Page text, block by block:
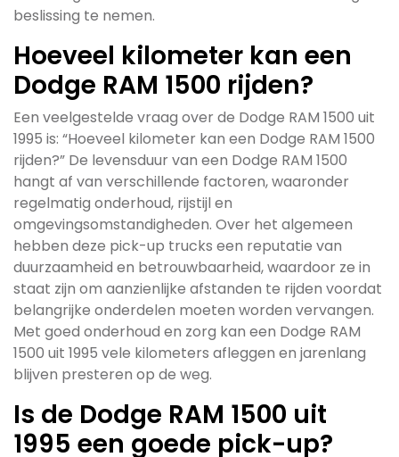
beslissing te nemen.
Hoeveel kilometer kan een
Dodge RAM 1500 rijden?
Een veelgestelde vraag over de Dodge RAM 1500 uit
1995 is: “Hoeveel kilometer kan een Dodge RAM 1500
rijden?” De levensduur van een Dodge RAM 1500
hangt af van verschillende factoren, waaronder
regelmatig onderhoud, rijstijl en
omgevingsomstandigheden. Over het algemeen
hebben deze pick-up trucks een reputatie van
duurzaamheid en betrouwbaarheid, waardoor ze in
staat zijn om aanzienlijke afstanden te rijden voordat
belangrijke onderdelen moeten worden vervangen.
Met goed onderhoud en zorg kan een Dodge RAM
1500 uit 1995 vele kilometers afleggen en jarenlang
blijven presteren op de weg.
Is de Dodge RAM 1500 uit
1995 een goede pick-up?